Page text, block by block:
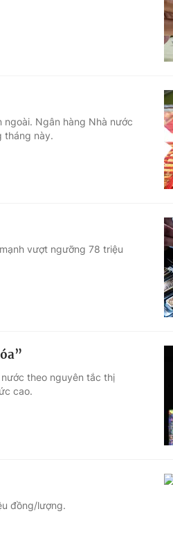
Ngân hàng Nhà nước
tháng này.
vượt ngưỡng 78 triệu
theo nguyên tắc thị
cao.
đồng/lượng.